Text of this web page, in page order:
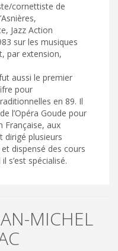
cornettiste de
Jazz Action
sur les musiques
par extension,
aussi le premier
pour
en 89. Il
l’Opéra Goude pour
Française, aux
dirigé plusieurs
dispensé des cours
s’est spécialisé.
MICHEL